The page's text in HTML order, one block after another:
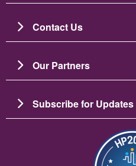
Contact Us
Our Partners
Subscribe for Updates
Imagen